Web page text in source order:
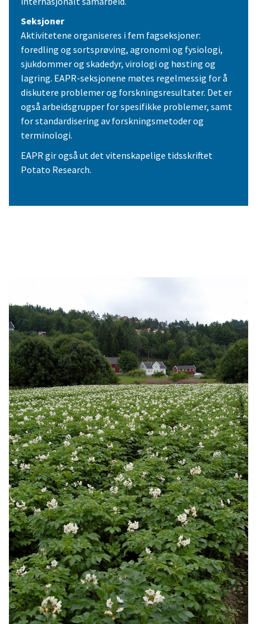
Seksjoner
Aktivitetene organiseres i fem fagseksjoner:
foredling og sortsprøving, agronomi og fysiologi,
sjukdommer og skadedyr, virologi og høsting og
lagring. EAPR-seksjonene møtes regelmessig for å
diskutere problemer og forskningsresultater. Det er
også arbeidsgrupper for spesifikke problemer, samt
for standardisering av forskningsmetoder og
terminologi.
EAPR gir også ut det vitenskapelige tidsskriftet
Potato Research.